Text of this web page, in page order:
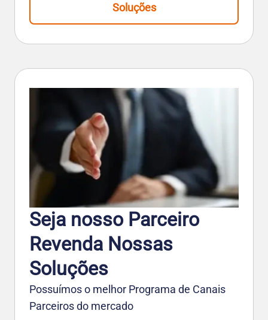
Soluções
Seja nosso Parceiro
Revenda Nossas
Soluções
Possuímos o melhor Programa de Canais
Parceiros do mercado